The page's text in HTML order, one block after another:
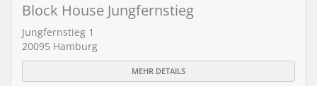
Block House Jungfernstieg
Jungfernstieg 1
20095 Hamburg
MEHR DETAILS